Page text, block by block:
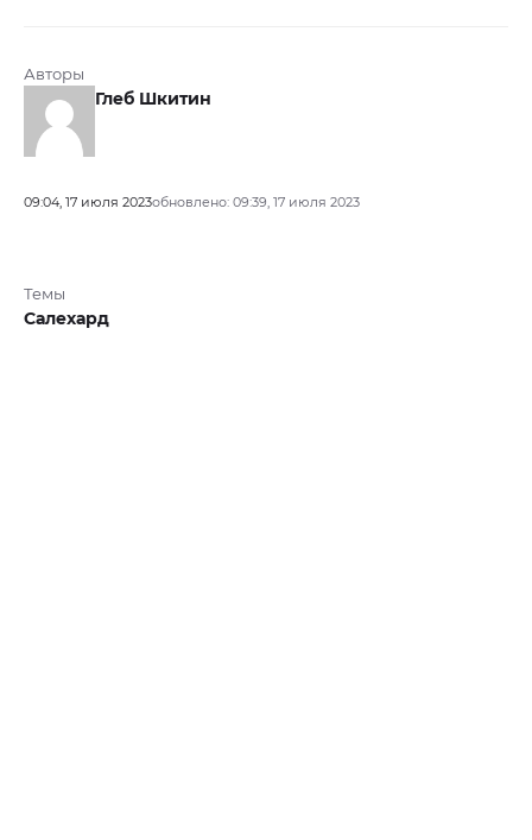
Авторы
Глеб Шкитин
09:04, 17 июля 2023обновлено: 09:39, 17 июля 2023
Темы
Салехард